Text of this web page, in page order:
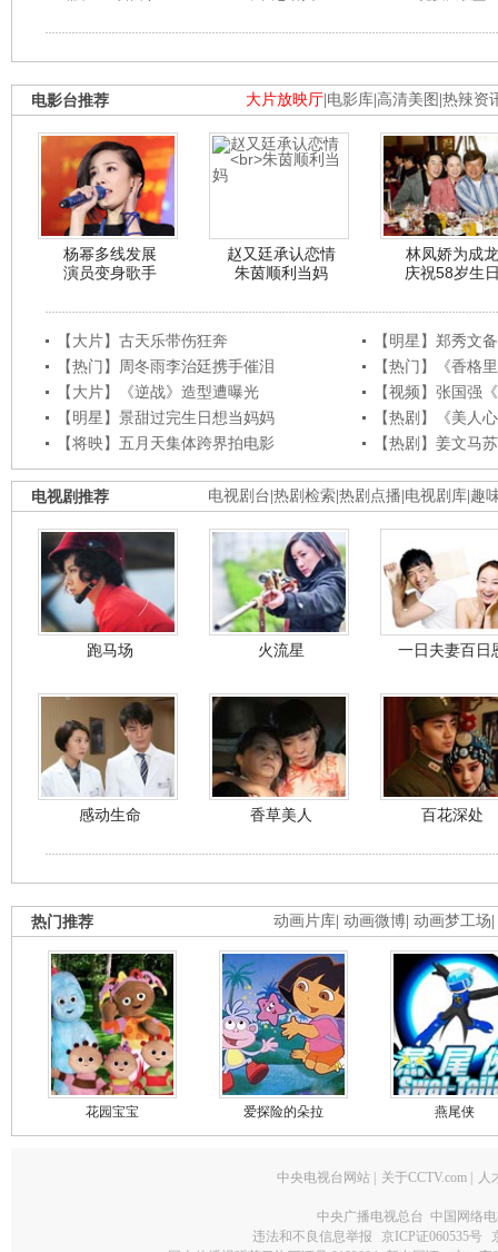
大片放映厅 电影库 高清美图 热辣资
电影台推荐
杨幂多线发展
演员变身歌手
赵又廷承认恋情
朱茵顺利当妈
林凤娇为成龙
庆祝58岁生
【大片】古天乐带伤狂奔
【明星】郑秀文
【热门】周冬雨李治廷携手催泪
【热门】《香格
【大片】《逆战》造型遭曝光
【视频】张国强
【明星】景甜过完生日想当妈妈
【热剧】《美人
【将映】五月天集体跨界拍电影
【热剧】姜文马
电视剧台 热剧检索 热剧点播 电视剧库 趣
电视剧推荐
跑马场 火流星 一日夫妻百日
感动生命 香草美人 百花深处
动画片库 动画微博 动画梦工场
热门推荐
花园宝宝 爱探险的朵拉 燕尾侠
中央电视台网站 关于CCTV.com 人
中央广播电视总台 中国网络
违法和不良信息举报
京ICP证060535号